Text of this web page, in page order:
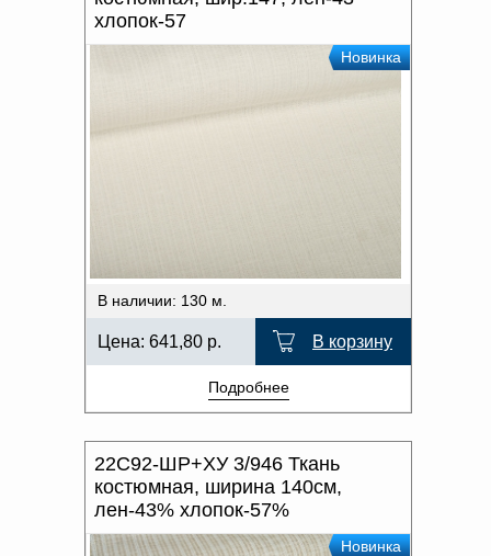
хлопок-57
Новинка
В наличии: 130 м.
Цена: 641,80 р. В корзину
Подробнее
22С92-ШР+ХУ 3/946 Ткань
костюмная, ширина 140см,
лен-43% хлопок-57%
Новинка